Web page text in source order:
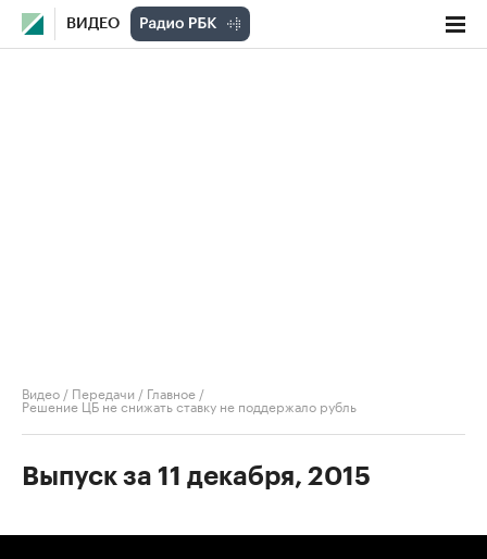
ВИДЕО
Видео / Передачи / Главное /
Решение ЦБ не снижать ставку не поддержало рубль
Выпуск за 11 декабря, 2015